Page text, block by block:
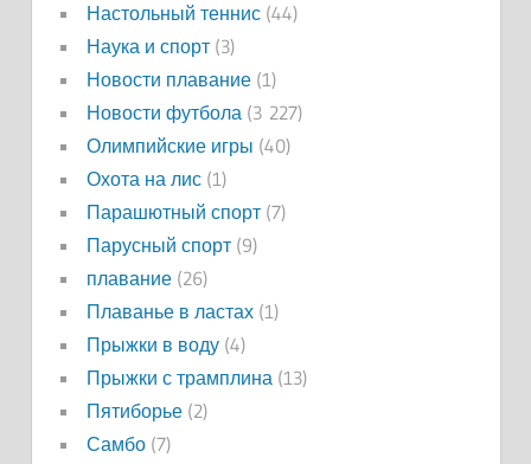
Настольный теннис(44)
Наука и спорт(3)
Новости плавание(1)
Новости футбола(3 227)
Олимпийские игры (40)
Охота на лис(1)
Парашютный спорт(7)
Парусный спорт(9)
плавание(26)
Плаванье в ластах(1)
Прыжки в воду(4)
Прыжки с трамплина(13)
Пятиборье(2)
Самбо(7)